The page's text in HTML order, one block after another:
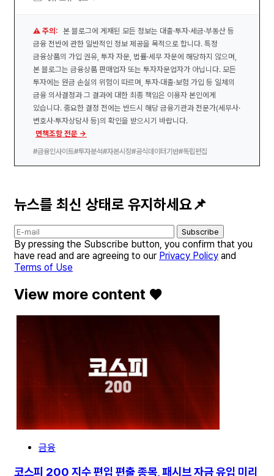
⚠️ 주의: 본 블로그에 게재된 모든 정보는 대출·투자·세금·부동산 등
금융 전반에 관한 일반적인 정보 제공을 목적으로 합니다. 특정
금융상품의 가입 권유, 투자 자문, 법률·세무 자문에 해당하지 않으며,
본 블로그는 금융상품 판매업자 또는 투자자문업자가 아닙니다. 모든
투자에는 원금 손실의 위험이 따르며, 투자·대출·보험 가입 등 일체의
금융 의사결정과 그 결과에 대한 최종 책임은 이용자 본인에게
있습니다. 중요한 결정 전에는 반드시 해당 금융기관과 전문가(세무사·
변호사·투자상담사 등)의 확인을 받으시기 바랍니다.
면책조항 전문 →
#금융인사이트#투자분석#자본시장#공식데이터기반#독립편집
뉴스를 최신 상태로 유지하세요📌
Subscribe
By pressing the Subscribe button, you confirm that you
have read and are agreeing to our Privacy Policy and
Terms of Use
View more content ♥️
금융
코스피 200 지수 편입 편출 종목, 패시브 자금 유입 미리